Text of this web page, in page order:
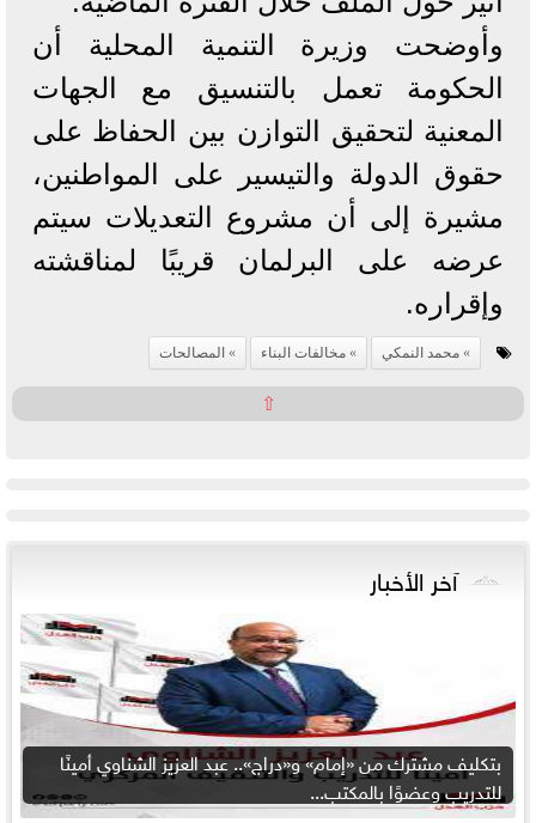
وأوضحت وزيرة التنمية المحلية أن
الحكومة تعمل بالتنسيق مع الجهات
المعنية لتحقيق التوازن بين الحفاظ على
حقوق الدولة والتيسير على المواطنين،
مشيرة إلى أن مشروع التعديلات سيتم
عرضه على البرلمان قريبًا لمناقشته
وإقراره.
محمد النمكي مخالفات البناء المصالحات
⇧
آخر الأخبار
بتكليف مشترك من «إمام» و«دراج».. عبد العزيز الشناوي أمينًا
للتدريب وعضوًا بالمكتب...